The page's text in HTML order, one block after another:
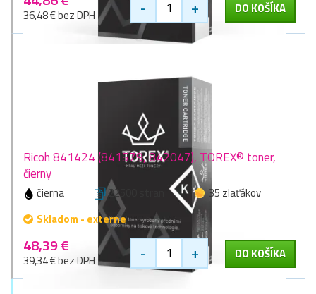
36,48 € bez DPH - + DO KOŠÍKA
Ricoh 841424 (841579, 842047), TOREX® toner,
čierny
čierna 22500 stran
35 zlaťákov
Skladom - externe
48,39 €
39,34 € bez DPH - + DO KOŠÍKA